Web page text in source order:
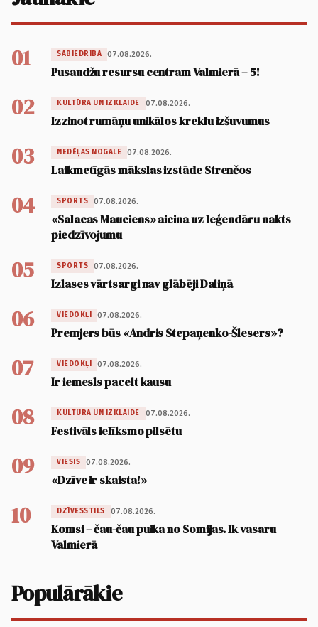
01 SABIEDRĪBA 07.08.2026.
Pusaudžu resursu centram Valmierā – 5!
02 KULTŪRA UN IZKLAIDE 07.08.2026.
Izzinot rumāņu unikālos kreklu izšuvumus
03 NEDĒĻAS NOGALE 07.08.2026.
Laikmetīgās mākslas izstāde Strenčos
04 SPORTS 07.08.2026.
«Salacas Mauciens» aicina uz leģendāru nakts
piedzīvojumu
05 SPORTS 07.08.2026.
Izlases vārtsargi nav glābēji Daliņā
06 VIEDOKĻI 07.08.2026.
Premjers būs «Andris Stepaņenko-Šlesers»?
07 VIEDOKĻI 07.08.2026.
Ir iemesls pacelt kausu
08 KULTŪRA UN IZKLAIDE 07.08.2026.
Festivāls ielīksmo pilsētu
09 VIESIS 07.08.2026.
«Dzīve ir skaista!»
10 DZĪVESSTILS 07.08.2026.
Komsi – čau-čau puika no Somijas. Ik vasaru
Valmierā
Populārākie